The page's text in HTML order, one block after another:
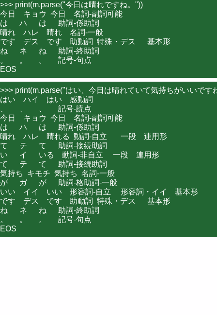
>>> print(m.parse("今日は晴れですね。"))
今日    キョウ  今日    名詞-副詞可能
は      ハ      は      助詞-係助詞
晴れ    ハレ    晴れ    名詞-一般
です    デス    です    助動詞  特殊・デス      基本形
ね      ネ      ね      助詞-終助詞
。      。      。      記号-句点
>>> print(m.parse("はい、今日は晴れていて気持ちがいいです
はい    ハイ    はい    感動詞
、      、      、      記号-読点
今日    キョウ  今日    名詞-副詞可能
は      ハ      は      助詞-係助詞
晴れ    ハレ    晴れる  動詞-自立       一段    連用形
て      テ      て      助詞-接続助詞
い      イ      いる    動詞-非自立     一段    連用形
て      テ      て      助詞-接続助詞
気持ち  キモチ  気持ち  名詞-一般
が      ガ      が      助詞-格助詞-一般
いい    イイ    いい    形容詞-自立     形容詞・イイ    基本形
です    デス    です    助動詞  特殊・デス      基本形
ね      ネ      ね      助詞-終助詞
。      。      。      記号-句点